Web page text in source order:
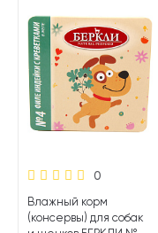
0
Влажный корм
(консервы) для собак